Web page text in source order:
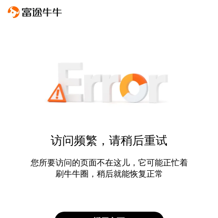
访问频繁，请稍后重试
您所要访问的页面不在这儿，它可能正忙着
刷牛牛圈，稍后就能恢复正常